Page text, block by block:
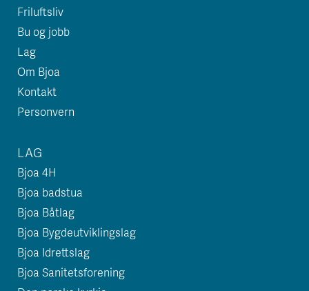
Friluftsliv
Bu og jobb
Lag
Om Bjoa
Kontakt
Personvern
LAG
Bjoa 4H
Bjoa badstua
Bjoa Båtlag
Bjoa Bygdeutviklingslag
Bjoa Idrettslag
Bjoa Sanitetsforening